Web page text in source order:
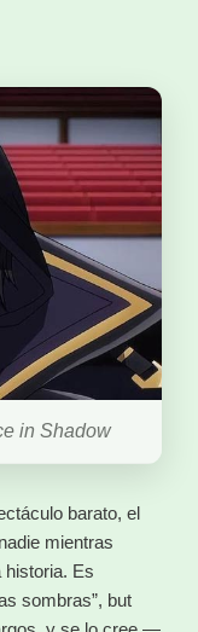
in Shadow
barato, el
mientras
historia. Es
sombras”, but